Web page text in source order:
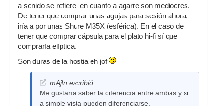
a sonido se refiere, en cuanto a agarre son mediocres.
De tener que comprar unas agujas para sesión ahora,
iría a por unas Shure M35X (esférica). En el caso de
tener que comprar cápsula para el plato hi-fi sí que
compraría elíptica.
Son duras de la hostia eh jof
mAjIn escribió:
Me gustaría saber la diferencía entre ambas y si
a simple vista pueden diferenciarse.